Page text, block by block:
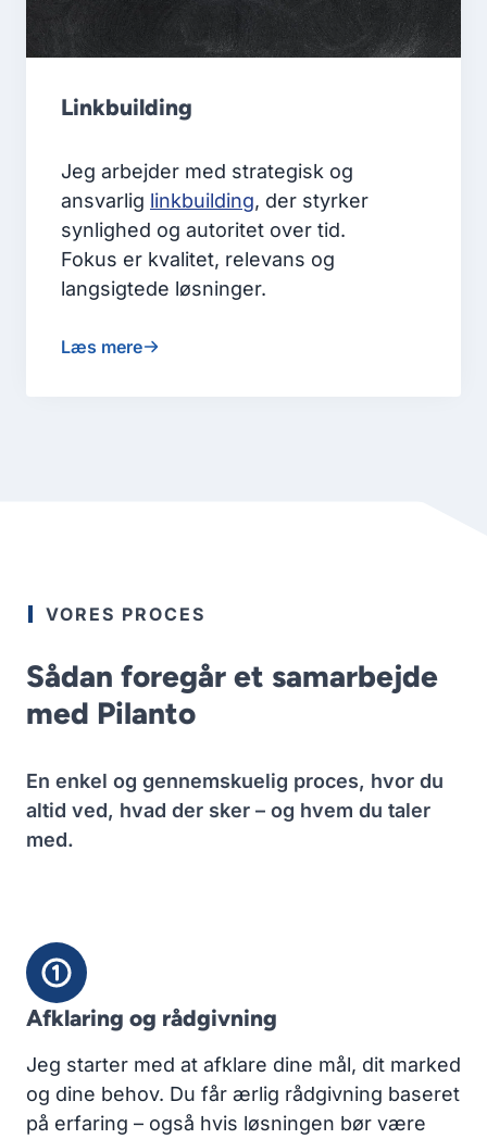
Linkbuilding
Jeg arbejder med strategisk og
ansvarlig linkbuilding, der styrker
synlighed og autoritet over tid.
Fokus er kvalitet, relevans og
langsigtede løsninger.
Læs mere
VORES PROCES
Sådan foregår et samarbejde
med Pilanto
En enkel og gennemskuelig proces, hvor du
altid ved, hvad der sker – og hvem du taler
med.
Afklaring og rådgivning
Jeg starter med at afklare dine mål, dit marked
og dine behov. Du får ærlig rådgivning baseret
på erfaring – også hvis løsningen bør være